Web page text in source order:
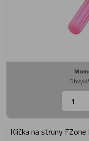
Klička na struny FZone